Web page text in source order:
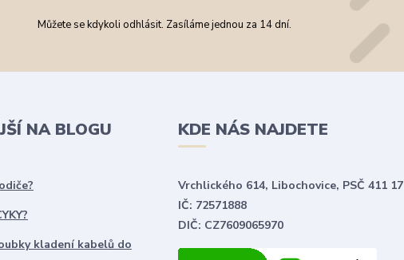
Můžete se kdykoli odhlásit. Zasíláme jednou za 14 dní.
NA BLOGU
kladení kabelů do
KDE NÁS NAJDETE
Vrchlického 614, Libochovice, PSČ 411 17
IČ: 72571888
DIČ: CZ7609065970